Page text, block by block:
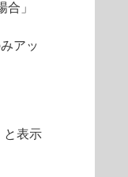
」
アッ
と表示